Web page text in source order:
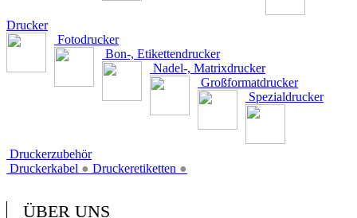
Drucker
Fotodrucker
Bon-, Etikettendrucker
Nadel-, Matrixdrucker
Großformatdrucker
Spezialdrucker
Druckerzubehör
Druckerkabel ● Druckeretiketten ●
ÜBER UNS